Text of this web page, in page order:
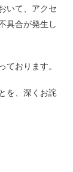
いて、アクセ
具合が発生し
ております。
を、深くお詫